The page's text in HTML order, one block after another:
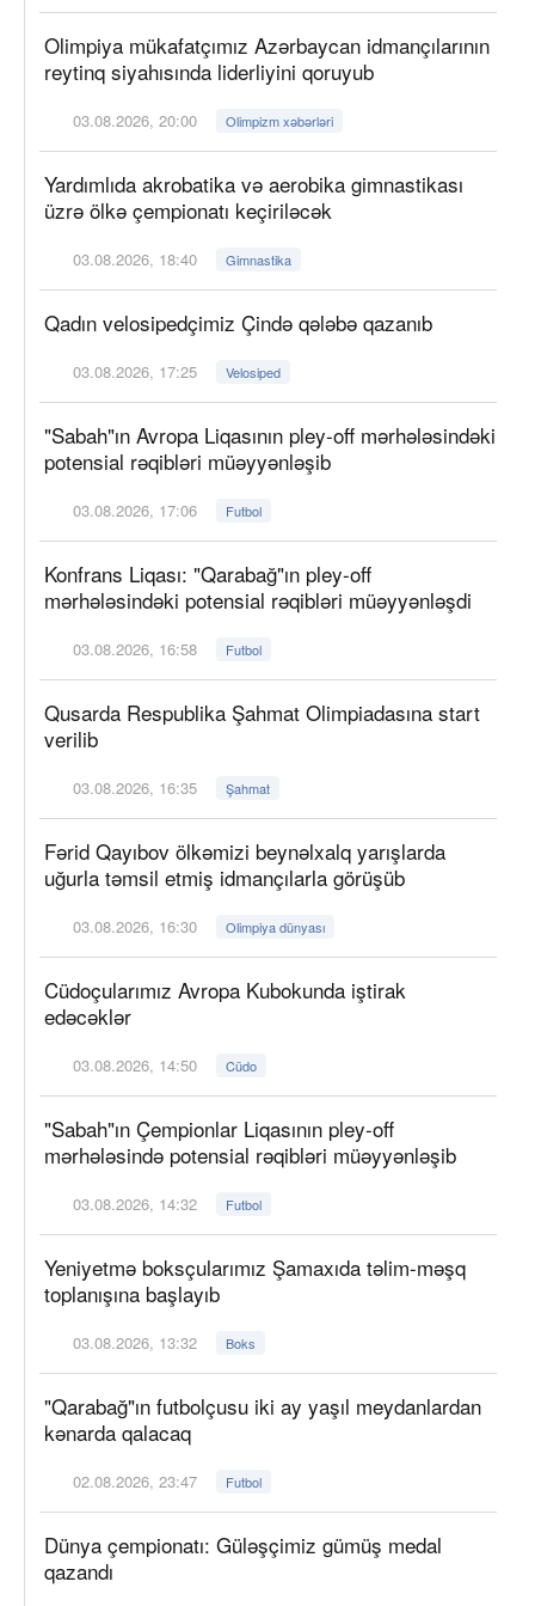
Olimpiya mükafatçımız Azərbaycan idmançılarının
reytinq siyahısında liderliyini qoruyub
03.08.2026, 20:00 Olimpizm xəbərləri
Yardımlıda akrobatika və aerobika gimnastikası
üzrə ölkə çempionatı keçiriləcək
03.08.2026, 18:40 Gimnastika
Qadın velosipedçimiz Çində qələbə qazanıb
03.08.2026, 17:25 Velosiped
"Sabah"ın Avropa Liqasının pley-off mərhələsindəki
potensial rəqibləri müəyyənləşib
03.08.2026, 17:06 Futbol
Konfrans Liqası: "Qarabağ"ın pley-off
mərhələsindəki potensial rəqibləri müəyyənləşdi
03.08.2026, 16:58 Futbol
Qusarda Respublika Şahmat Olimpiadasına start
verilib
03.08.2026, 16:35 Şahmat
Fərid Qayıbov ölkəmizi beynəlxalq yarışlarda
uğurla təmsil etmiş idmançılarla görüşüb
03.08.2026, 16:30 Olimpiya dünyası
Cüdoçularımız Avropa Kubokunda iştirak
edəcəklər
03.08.2026, 14:50 Cüdo
"Sabah"ın Çempionlar Liqasının pley-off
mərhələsində potensial rəqibləri müəyyənləşib
03.08.2026, 14:32 Futbol
Yeniyetmə boksçularımız Şamaxıda təlim-məşq
toplanışına başlayıb
03.08.2026, 13:32 Boks
"Qarabağ"ın futbolçusu iki ay yaşıl meydanlardan
kənarda qalacaq
02.08.2026, 23:47 Futbol
Dünya çempionatı: Güləşçimiz gümüş medal
qazandı